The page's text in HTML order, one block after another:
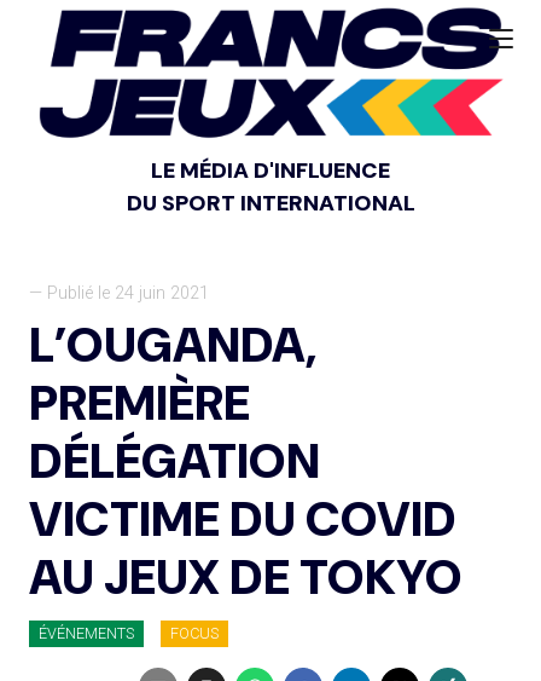
LE MÉDIA D'INFLUENCE
DU SPORT INTERNATIONAL
— Publié le 24 juin 2021
L’OUGANDA,
PREMIÈRE
DÉLÉGATION
VICTIME DU COVID
AU JEUX DE TOKYO
ÉVÉNEMENTS FOCUS